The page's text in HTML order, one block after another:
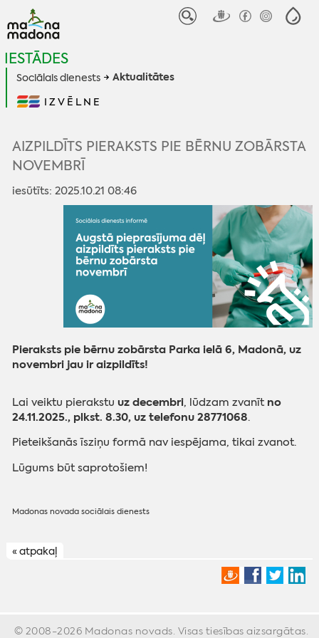
IESTĀDES
Sociālais dienests Aktualitātes
IZVĒLNE
AIZPILDĪTS PIERAKSTS PIE BĒRNU ZOBĀRSTA
NOVEMBRĪ
iesūtīts: 2025.10.21 08:46
Pieraksts pie bērnu zobārsta Parka ielā 6, Madonā, uz
novembri jau ir aizpildīts!
Lai veiktu pierakstuuz decembri, lūdzam zvanīt no
24.11.2025., plkst. 8.30, uz telefonu 28771068.
Pieteikšanās īsziņu formā nav iespējama, tikai zvanot.
Lūgums būt saprotošiem!
Madonas novada sociālais dienests
« atpakaļ
© 2008-2026 Madonas novads. Visas tiesības aizsargātas.